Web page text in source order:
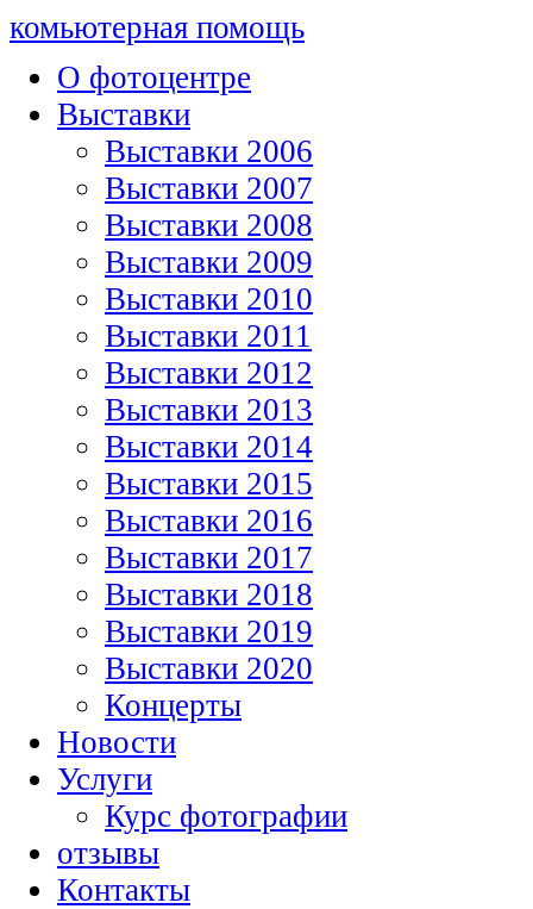
комьютерная помощь
О фотоцентре
Выставки
Выставки 2006
Выставки 2007
Выставки 2008
Выставки 2009
Выставки 2010
Выставки 2011
Выставки 2012
Выставки 2013
Выставки 2014
Выставки 2015
Выставки 2016
Выставки 2017
Выставки 2018
Выставки 2019
Выставки 2020
Концерты
Новости
Услуги
Курс фотографии
отзывы
Контакты